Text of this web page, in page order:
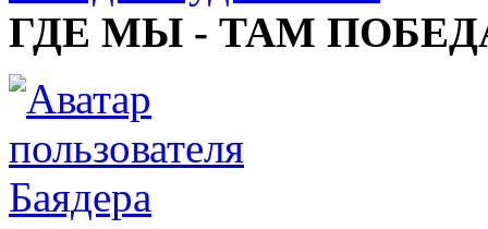
ГДЕ МЫ - ТАМ
Баядера